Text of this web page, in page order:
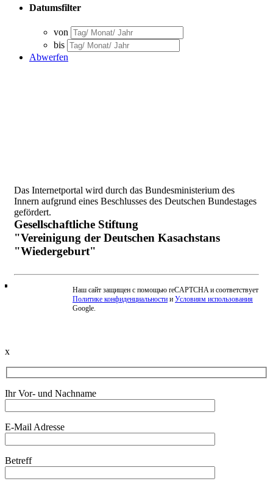
Datumsfilter
von
bis
Abwerfen
Das Internetportal wird durch das Bundesministerium des
Innern aufgrund eines Beschlusses des Deutschen Bundestages
gefördert.
Gesellschaftliche Stiftung
"Vereinigung der Deutschen Kasachstans
"Wiedergeburt"
Beschwerde einreichen
Наш сайт защищен с помощью reCAPTCHA и соответствует
Политике конфиденциальности и Условиям использования
Google.
x
Ihr Vor- und Nachname
E-Mail Adresse
Betreff